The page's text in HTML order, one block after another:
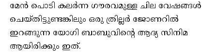
മേൻ പൊടി കലർന്ന ഗൗരവമുള്ള ചില വേഷങ്ങൾ
ചെയ്തിട്ടുണ്ടങ്കിലും ഒരു ത്രില്ലർ ജോണറിൽ
ഇറങ്ങുന്ന യോഗി ബാബുവിന്റെ ആദ്യ സിനിമ
ആയിരിക്കും ഇത്.